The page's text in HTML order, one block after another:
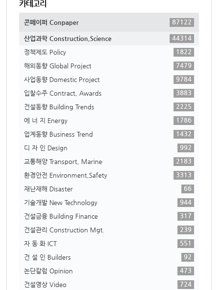
카테고리
콘페이퍼 Conpaper 87122
산업과학 Construction,Science
44314
정책제도 Policy
1822
해외동향 Global Project
7479
사업동향 Domestic Project
9784
입찰수주 Contract, Awards
3883
건설동향 Building Trends
2225
에 너 지 Energy
1786
업계동향 Business Trend
1432
디 자 인 Design
992
교통해양 Transport, Marine
2183
환경안전 Environment,Safety
3313
재난재해 Disaster
66
기술개발 New Technology
944
건설금융 Building Finance
317
건설관리 Construction Mgt.
239
자 동 화 ICT
551
건 설 인 Builders
92
논단칼럼 Opinion
473
건설영상 Video
724